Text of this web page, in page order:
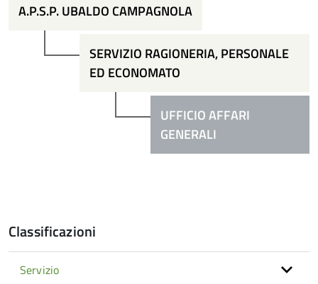
A.P.S.P. UBALDO CAMPAGNOLA
SERVIZIO RAGIONERIA, PERSONALE
ED ECONOMATO
UFFICIO AFFARI
GENERALI
Classificazioni
Servizio